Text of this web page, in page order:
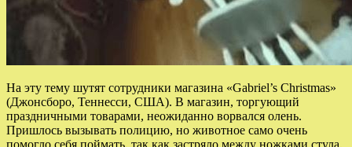
На эту тему шутят сотрудники магазина «Gabriel’s Christmas»
(Джонсборо, Теннесси, США). В магазин, торгующий
праздничными товарами, неожиданно ворвался олень.
Пришлось вызывать полицию, но животное само очень
помогло себя поймать, так как застряло между ножками стула.